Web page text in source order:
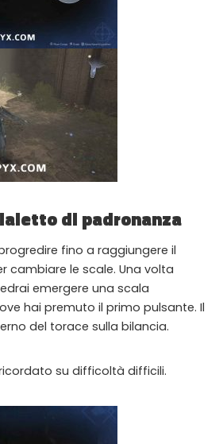
di padronanza
fino a raggiungere il
cambiare le scale. Una volta
emergere una scala
hai premuto il primo pulsante. Il
del torace sulla bilancia.
su difficoltà difficili.